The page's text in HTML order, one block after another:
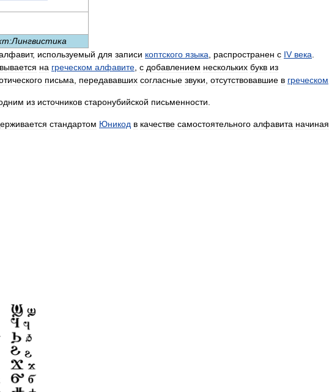
, используемый для записи коптского языка распространен с IV века
на греческом алфавите с добавлением нескольких букв из
письма передававших согласные звуки отсутствовавшие в греческом
из источников старонубийской письменности
стандартом Юникод в качестве самостоятельного алфавита начиная